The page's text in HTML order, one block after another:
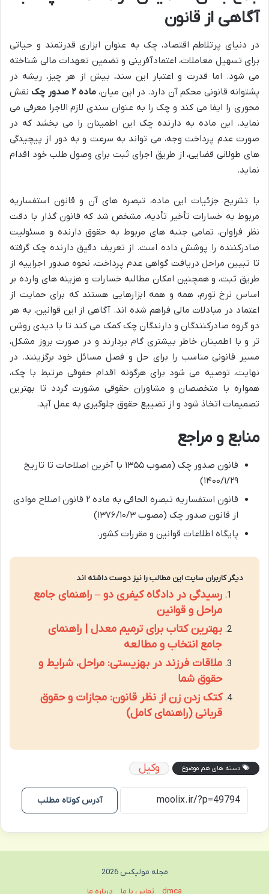
آگاهی از قانون
در دنیای پرتلاطم اقتصاد، چک به عنوان ابزاری قدرتمند و حیاتی
برای تسهیل معاملات، اعتمادآفرینی و تضمین تعهدات مالی شناخته
می شود. اما قدرت و اعتبار این سند، بیش از هر چیز، ریشه در
پشتوانه قانونی محکم آن دارد. در این میان،ماده ۲ صدور چک
نقش
محوری را ایفا می کند و چک را به عنوان سندی لازم الاجرا معرفی می
نماید. این ماده به دارنده چک این اطمینان را می بخشد که در
صورت عدم پرداخت وجه، می تواند به سرعت و به دور از پیچیدگی
های طولانی قضایی، از طریق اجرای ثبت برای وصول طلب خود اقدام
نماید.
با تشریح جزئیات این ماده، تبصره های آن و قانون استفساریه
مربوط به خسارات تأخیر تأدیه، مشخص شد که قانون گذار با دقت
نظر فراوان، تمامی جنبه های مربوط به حقوق دارنده و مسئولیت
صادرکننده را پوشش داده است. از تعریف دقیق دارنده چک گرفته
تا تبیین مراحل دریافت گواهی عدم پرداخت، نحوه صدور اجراییه از
طریق ثبت، و همچنین امکان مطالبه خسارات و هزینه های وارده بر
اساس نرخ تورم، همه و همه ابزارهایی هستند که برای حمایت از
اعتماد در مبادلات مالی فراهم شده اند. آگاهی از این قوانین، به هر
دو گروه صادرکنندگان و دارندگان چک کمک می کند تا با دیدی روشن
تر و با اطمینان خاطر بیشتری گام بردارند و در صورت بروز مشکل،
مسیر قانونی مناسب را برای حل و فصل مسائل خود برگزینند. در
نهایت، توصیه می شود برای هرگونه اقدام حقوقی مرتبط با چک،
همواره با متخصصان و مشاوران حقوقی مشورت گردد تا بهترین
تصمیمات اتخاذ شود و از تضییع حقوق جلوگیری به عمل آید.
منابع و مراجع
قانون صدور چک (مصوب ۱۳۵۵ با آخرین اصلاحات تا تاریخ
۱۴۰۰/۱/۲۹)
قانون استفساریه تبصره الحاقی به ماده ۲ قانون اصلاح موادی
از قانون صدور چک (مصوب ۱۳۷۶/۱۰/۳)
پایگاه اطلاعات قوانین و مقررات کشور.
دیگر کاربران سایت این مطالب را نیز دوست داشته اند
رسیدگی در دادگاه کیفری دو – راهنمای جامع
مراحل و قوانین
بهترین کتاب برای ترمیم معدل | راهنمای
جامع انتخاب و مطالعه
ملاقات فرزند در بهزیستی: مراحل، شرایط و
حقوق شما
کتک زدن زن از نظر قانون: مجازات و حقوق
قربانی (راهنمای کامل)
دسته های هم موضوع وکیل
آدرس کوتاه مطلب
مجله مولیکس 2026
dmca
تماس با ما درباره ما